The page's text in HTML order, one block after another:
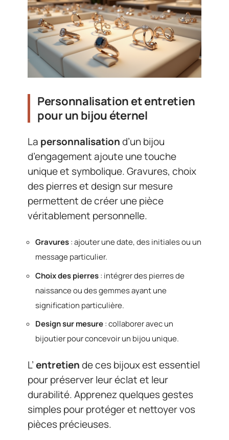
Personnalisation et entretien
pour un bijou éternel
La personnalisationd’un bijou
d’engagement ajoute une touche
unique et symbolique. Gravures, choix
des pierres et design sur mesure
permettent de créer une pièce
véritablement personnelle.
Gravures: ajouter une date, des initiales ou un
message particulier.
Choix des pierres: intégrer des pierres de
naissance ou des gemmes ayant une
signification particulière.
Design sur mesure: collaborer avec un
bijoutier pour concevoir un bijou unique.
L’entretiende ces bijoux est essentiel
pour préserver leur éclat et leur
durabilité. Apprenez quelques gestes
simples pour protéger et nettoyer vos
pièces précieuses.